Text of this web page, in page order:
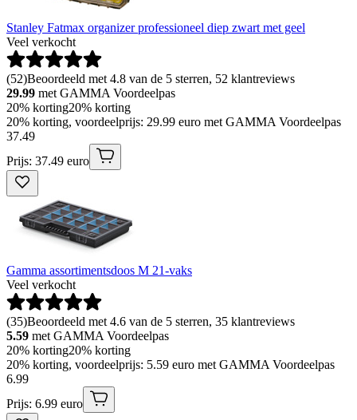
Stanley Fatmax organizer professioneel diep zwart met geel
Veel verkocht
(52)Beoordeeld met 4.8 van de 5 sterren, 52 klantreviews
29.99 met GAMMA Voordeelpas
20% korting20% korting
20% korting, voordeelprijs: 29.99 euro met GAMMA Voordeelpas
37.49
Prijs: 37.49 euro
Gamma assortimentsdoos M 21-vaks
Veel verkocht
(35)Beoordeeld met 4.6 van de 5 sterren, 35 klantreviews
5.59 met GAMMA Voordeelpas
20% korting20% korting
20% korting, voordeelprijs: 5.59 euro met GAMMA Voordeelpas
6.99
Prijs: 6.99 euro